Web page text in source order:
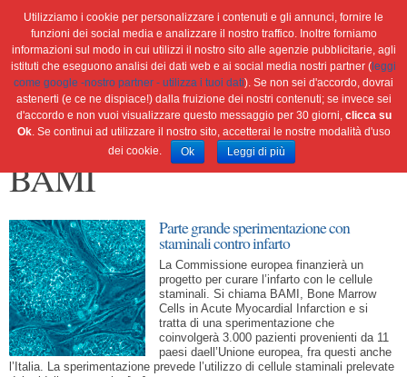
Home Ambiente Attualità
Cultura e società
Green economy
Salute Scienza&tec
Libri
Blog
Viaggi
BAMI
Parte grande sperimentazione con
staminali contro infarto
La Commissione europea finanzierà un
progetto per curare l’infarto con le cellule
staminali. Si chiama BAMI, Bone Marrow
Cells in Acute Myocardial Infarction e si
tratta di una sperimentazione che
coinvolgerà 3.000 pazienti provenienti da 11
paesi daell’Unione europea, fra questi anche
l’Italia. La sperimentazione prevede l’utilizzo di cellule staminali prelevate
Utilizziamo i cookie per personalizzare i contenuti e gli annunci, fornire le
funzioni dei social media e analizzare il nostro traffico. Inoltre forniamo
informazioni sul modo in cui utilizzi il nostro sito alle agenzie pubblicitarie, agli
istituti che eseguono analisi dei dati web e ai social media nostri partner ( leggi
come google -nostro partner - utilizza i tuoi dati). Se non sei d'accordo, dovrai
astenerti (e ce ne dispiace!) dalla fruizione dei nostri contenuti; se invece sei
d'accordo e non vuoi visualizzare questo messaggio per 30 giorni, clicca su
Ok. Se continui ad utilizzare il nostro sito, accetterai le nostre modalità d'uso
dei cookie.
Ok Leggi di più